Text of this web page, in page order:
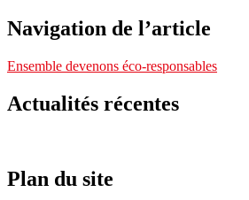
Navigation de l’article
Ensemble devenons éco-responsables
Actualités récentes
Plan du site